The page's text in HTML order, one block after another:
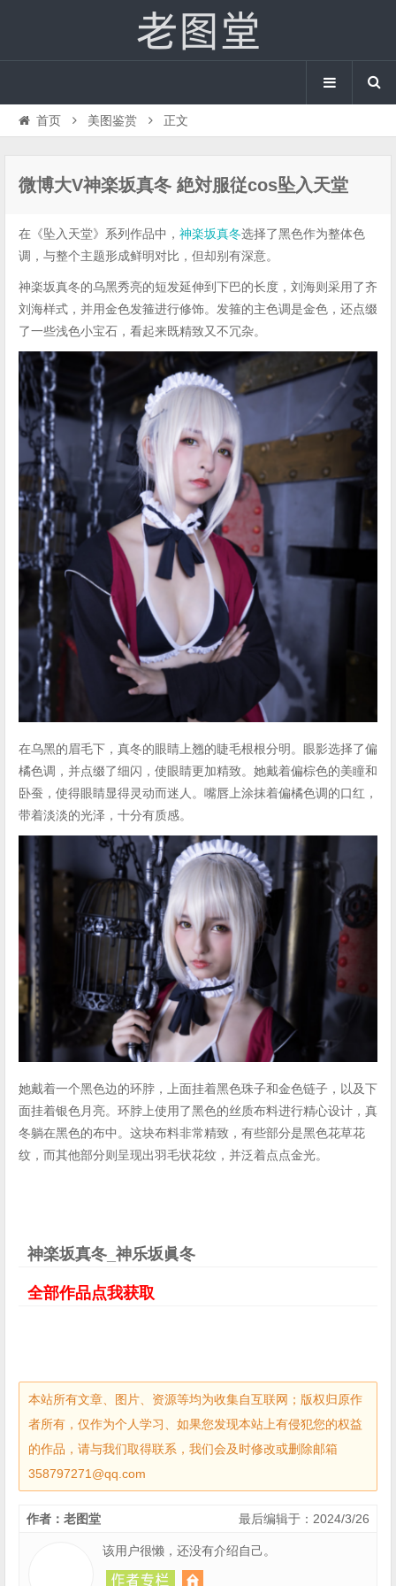
首页 美图鉴赏 正文
微博大V神楽坂真冬 絶対服従cos坠入天堂
在《坠入天堂》系列作品中， 神楽坂真冬选择了黑色作为整体色
调，与整个主题形成鲜明对比，但却别有深意。
神楽坂真冬的乌黑秀亮的短发延伸到下巴的长度，刘海则采用了齐
刘海样式，并用金色发箍进行修饰。发箍的主色调是金色，还点缀
了一些浅色小宝石，看起来既精致又不冗杂。
在乌黑的眉毛下，真冬的眼睛上翘的睫毛根根分明。眼影选择了偏
橘色调，并点缀了细闪，使眼睛更加精致。她戴着偏棕色的美瞳和
卧蚕，使得眼睛显得灵动而迷人。嘴唇上涂抹着偏橘色调的口红，
带着淡淡的光泽，十分有质感。
她戴着一个黑色边的环脖，上面挂着黑色珠子和金色链子，以及下
面挂着银色月亮。环脖上使用了黑色的丝质布料进行精心设计，真
冬躺在黑色的布中。这块布料非常精致，有些部分是黑色花草花
纹，而其他部分则呈现出羽毛状花纹，并泛着点点金光。
神楽坂真冬_神乐坂眞冬
全部作品点我获取
本站所有文章、图片、资源等均为收集自互联网；版权归原作
者所有，仅作为个人学习、如果您发现本站上有侵犯您的权益
的作品，请与我们取得联系，我们会及时修改或删除邮箱
358797271@qq.com
最后编辑于：2024/3/26
作者：老图堂
该用户很懒，还没有介绍自己。